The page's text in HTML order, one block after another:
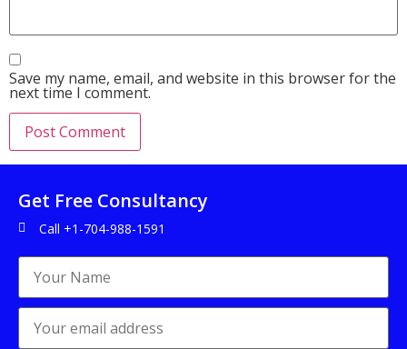
Save my name, email, and website in this browser for the
next time I comment.
Get Free Consultancy
Call +1-704-988-1591